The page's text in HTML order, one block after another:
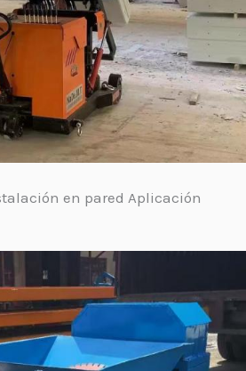
en pared Aplicación